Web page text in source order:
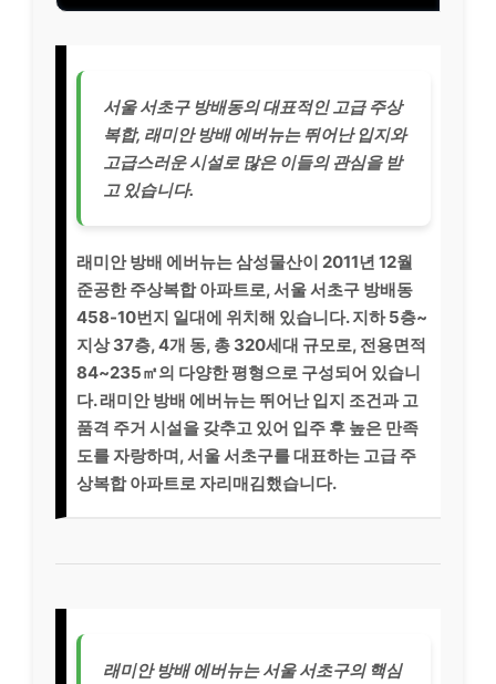
서울 서초구 방배동의 대표적인 고급 주상
복합, 래미안 방배 에버뉴는 뛰어난 입지와
고급스러운 시설로 많은 이들의 관심을 받
고 있습니다.
래미안 방배 에버뉴는 삼성물산이 2011년 12월
준공한 주상복합 아파트로, 서울 서초구 방배동
458-10번지 일대에 위치해 있습니다. 지하 5층~
지상 37층, 4개 동, 총 320세대 규모로, 전용면적
84~235㎡의 다양한 평형으로 구성되어 있습니
다. 래미안 방배 에버뉴는 뛰어난 입지 조건과 고
품격 주거 시설을 갖추고 있어 입주 후 높은 만족
도를 자랑하며, 서울 서초구를 대표하는 고급 주
상복합 아파트로 자리매김했습니다.
래미안 방배 에버뉴는 서울 서초구의 핵심